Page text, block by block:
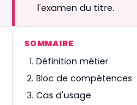
l'examen du titre.
SOMMAIRE
Définition métier
Bloc de compétences
Cas d'usage